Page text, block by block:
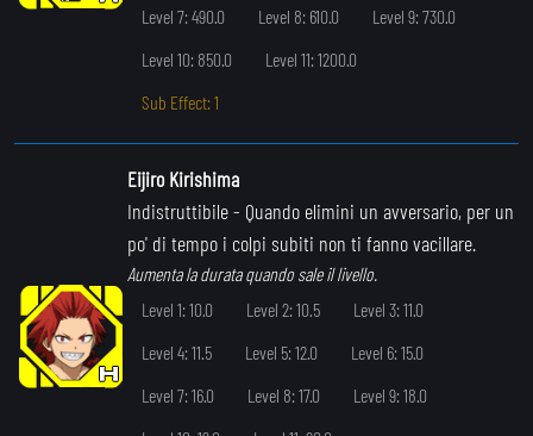
Level 7: 490.0
Level 8: 610.0
Level 9: 730.0
Level 10: 850.0
Level 11: 1200.0
Sub Effect: 1
Eijiro Kirishima
Indistruttibile- Quando elimini un avversario, per un
po' di tempo i colpi subiti non ti fanno vacillare.
Aumenta la durata quando sale il livello.
Level 1: 10.0
Level 2: 10.5
Level 3: 11.0
Level 4: 11.5
Level 5: 12.0
Level 6: 15.0
Level 7: 16.0
Level 8: 17.0
Level 9: 18.0